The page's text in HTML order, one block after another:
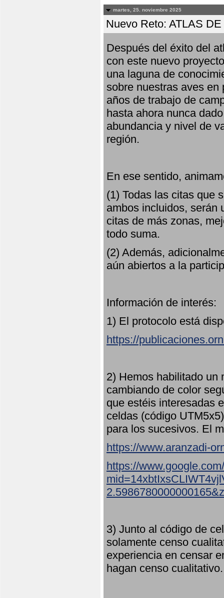
martes, 25. noviembre 2025
Nuevo Reto: ATLAS
Después del éxito del
con este nuevo
una laguna de
sobre nuestras aves en
años de trabajo de
hasta ahora nunca
abundancia y nivel de
región.
En ese sentido,
(1) Todas las citas que
ambos incluidos, serán
citas de más zonas,
todo suma.
(2) Además,
aún abiertos a la
Información de interés:
1) El protocolo está
https://
2) Hemos habilitado un
cambiando de color
que estéis interesadas
celdas (código
para los sucesivos. El
https://www.aranzadi-
https://
3) Junto al código de
solamente censo
experiencia en censar
hagan censo